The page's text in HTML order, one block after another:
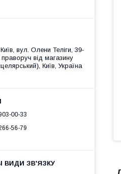
вул. Олени Теліги, 39-
від магазину
Київ, Україна
00-33
56-79